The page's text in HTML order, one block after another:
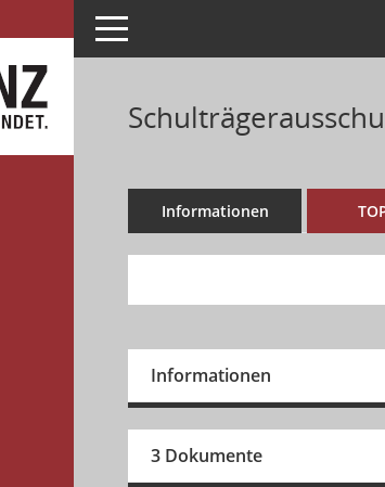
Toggle navigation
Informationen
Informationen
3 Dokumente